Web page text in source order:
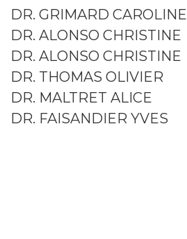
DR. GRIMARD CAROLINE
DR. ALONSO CHRISTINE
DR. ALONSO CHRISTINE
DR. THOMAS OLIVIER
DR. MALTRET ALICE
DR. FAISANDIER YVES